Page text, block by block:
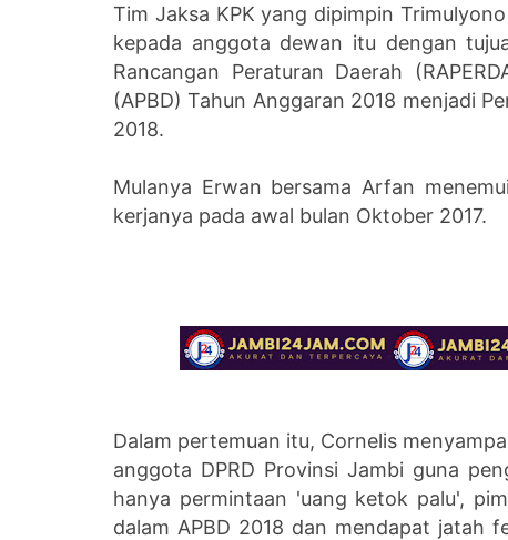
Tim Jaksa KPK yang dipimpin
kepada anggota dewan itu dengan
Rancangan Peraturan Daerah
(APBD) Tahun Anggaran 2018 menjadi
2018.
Mulanya Erwan bersama Arfan
kerjanya pada awal bulan Oktober 2017.
Dalam pertemuan itu, Cornelis
anggota DPRD Provinsi Jambi guna
hanya permintaan 'uang ketok palu',
dalam APBD 2018 dan mendapat jatah